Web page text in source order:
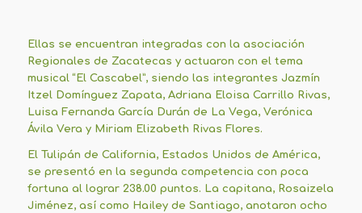
Ellas se encuentran integradas con la asociación
Regionales de Zacatecas y actuaron con el tema
musical “El Cascabel”, siendo las integrantes Jazmín
Itzel Domínguez Zapata, Adriana Eloisa Carrillo Rivas,
Luisa Fernanda García Durán de La Vega, Verónica
Ávila Vera y Miriam Elizabeth Rivas Flores.
El Tulipán de California, Estados Unidos de América,
se presentó en la segunda competencia con poca
fortuna al lograr 238.00 puntos. La capitana, Rosaizela
Jiménez, así como Hailey de Santiago, anotaron ocho